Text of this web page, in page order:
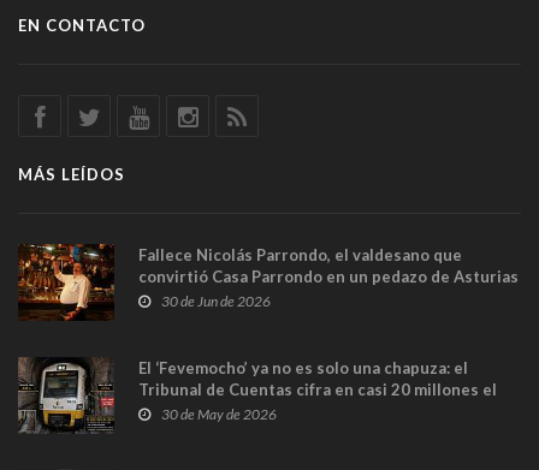
EN CONTACTO
MÁS LEÍDOS
Fallece Nicolás Parrondo, el valdesano que
convirtió Casa Parrondo en un pedazo de Asturias
en Madrid
30 de Jun de 2026
El ‘Fevemocho’ ya no es solo una chapuza: el
Tribunal de Cuentas cifra en casi 20 millones el
sobrecoste de los trenes que no cabían por los
30 de May de 2026